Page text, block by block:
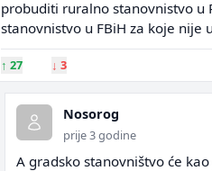
probuditi ruralno stanovnistvo u
stanovnistvo u FBiH za koje nije
↑ 27 ↓ 3
Nosorog
prije 3 godine
A gradsko stanovništvo će